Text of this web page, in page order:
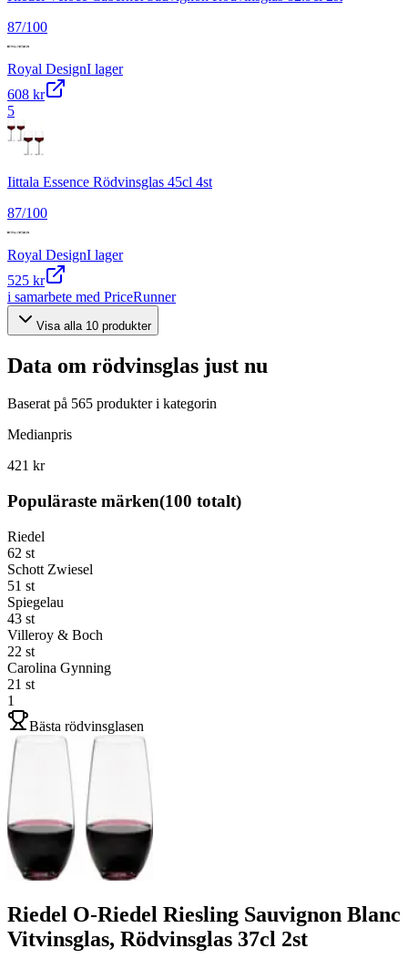
87/100
Royal DesignI lager
608 kr
5
Iittala Essence Rödvinsglas 45cl 4st
87/100
Royal DesignI lager
525 kr
i samarbete med PriceRunner
Visa alla 10 produkter
Data om rödvinsglas just nu
Baserat på 565 produkter i kategorin
Medianpris
421 kr
Populäraste märken(100 totalt)
Riedel
62 st
Schott Zwiesel
51 st
Spiegelau
43 st
Villeroy & Boch
22 st
Carolina Gynning
21 st
1
Bästa rödvinsglasen
Riedel O-Riedel Riesling Sauvignon Blanc
Vitvinsglas, Rödvinsglas 37cl 2st